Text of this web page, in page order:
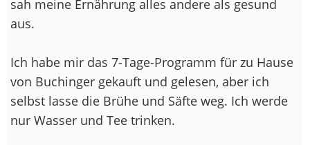
sah meine Ernährung alles andere als gesund
aus.
Ich habe mir das 7-Tage-Programm für zu Hause
von Buchinger gekauft und gelesen, aber ich
selbst lasse die Brühe und Säfte weg. Ich werde
nur Wasser und Tee trinken.